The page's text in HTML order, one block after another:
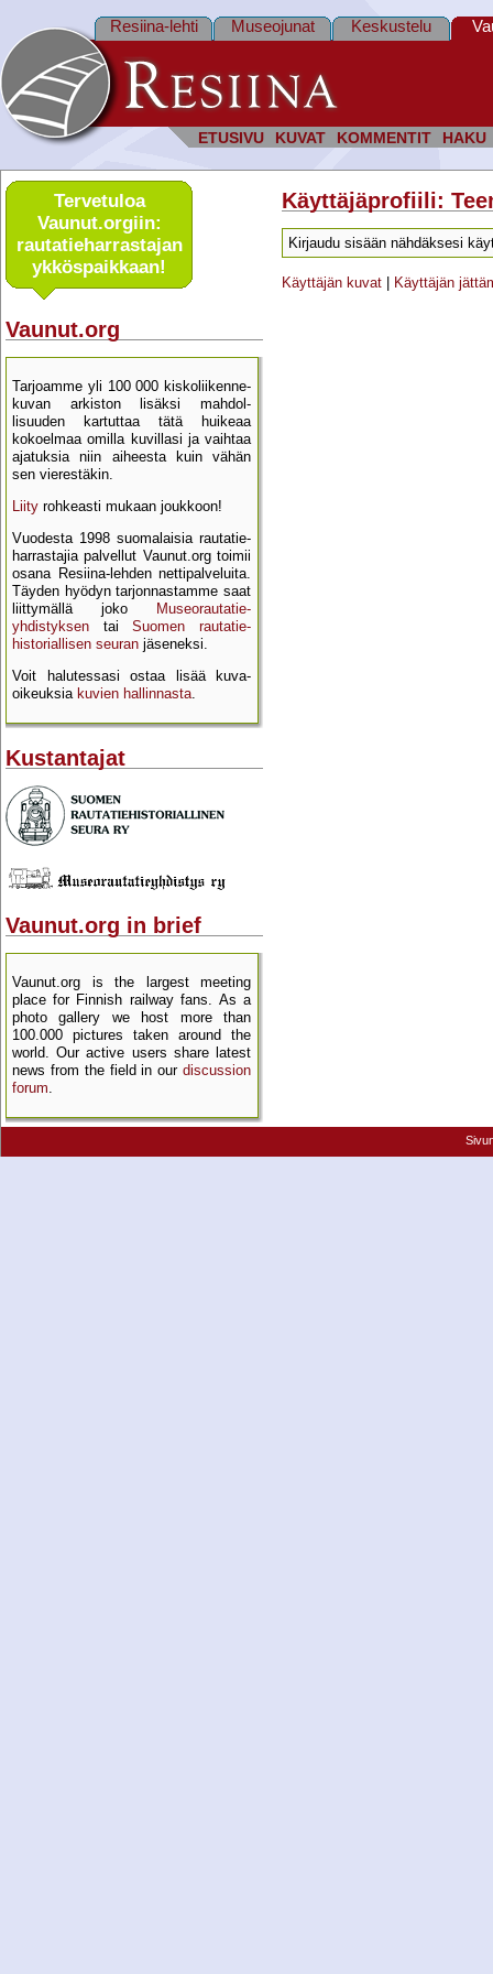
ETUSIVU KUVAT KOMMENTIT HAKU
Resiina-lehti Museojunat Keskustelu
Tervetuloa
Vaunut.orgiin:
rautatie­harrastajan
ykkös­paikkaan!
Vaunut.org
Tarjoamme yli 100 000 kisko­liikenne­
kuvan arkiston lisäksi mahdol­
lisuuden kartu­ttaa tätä huikeaa
kokoelmaa omilla kuvillasi ja vaihtaa
ajatuksia niin aiheesta kuin vähän
sen vierestäkin.
Liity rohkeasti mukaan joukkoon!
Vuodesta 1998 suomalaisia rautatie­
harrastajia palvellut Vaunut.org toimii
osana Resiina-lehden netti­palveluita.
Täyden hyödyn tarjon­nastamme saat
liittymällä joko
Museo­rautatie­
yhdistyksen tai Suomen rautatie­
historial­lisen seuran jäseneksi.
Voit halutessasi ostaa lisää kuva­
oikeuksia kuvien hallinnasta.
Kustantajat
Vaunut.org in brief
Vaunut.org is the largest meeting
place for Finnish railway fans. As a
photo gallery we host more than
100.000 pictures taken around the
world. Our active users share latest
news from the field in our discussion
forum
Käyttäjäprofiili:
Kirjaudu sisään nähdäksesi
Käyttäjän kuvat Käyttäjän